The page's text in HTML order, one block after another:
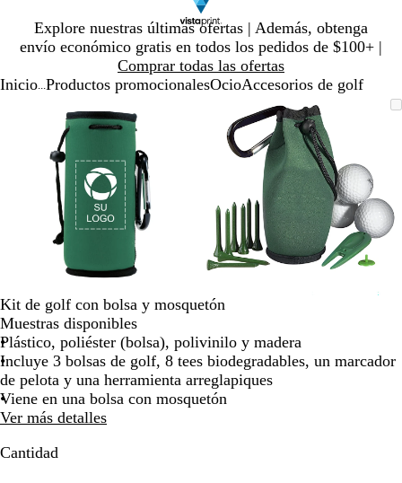
Explore nuestras últimas ofertas | Además, obtenga
envío económico gratis en todos los pedidos de $100+ |
Comprar todas las ofertas
Diapositiva
1
Inicio Productos promocionalesOcioAccesorios de golf
ampliable
zoom
al
mínimo
clic
expandir
la
de
más
(+)
y
menos
para
con
zoom
y
las
teclas
de
las
Imagen
ampliable
con
zoom
Ampliado
al
mínimo
Haga
clic
para
expandir
Use
la
tecla
de
más
(+)
y
menos
(-)
para
acercar/alejar
y
las
Kit de golf con bolsa y mosquetón
Muestras disponibles
Plástico, poliéster (bolsa), polivinilo y madera
Incluye 3 bolsas de golf, 8 tees biodegradables, un marcador
de pelota y una herramienta arreglapiques
Viene en una bolsa con mosquetón
Ver más detalles
Cantidad